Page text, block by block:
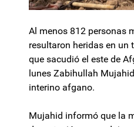
Al menos 812 personas
resultaron heridas en un
​​que sacudió el este de
lunes Zabihullah
interino afgano.
Mujahid informó que la